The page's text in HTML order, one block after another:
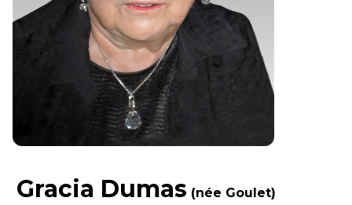
Gracia Dumas (née Goulet)